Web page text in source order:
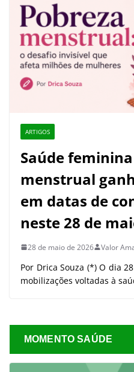
ARTIGOS
Saúde
menstrual
em datas de
neste 28 de
28 de maio de 2026 Valor
Por Drica Souza (*) O dia
mobilizações voltadas à
MOMENTO SAÚDE